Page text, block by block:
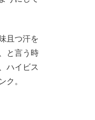
且つ汗を
と言う時
ハイビス
ク。